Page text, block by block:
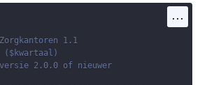
...
1.1
($kwartaal)
2.0.0 of nieuwer